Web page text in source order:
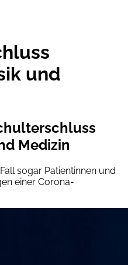
und
Medizin
sogar Patientinnen und
einer Corona-